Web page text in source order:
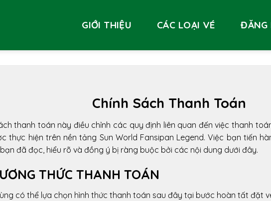
GIỚI THIỆU CÁC LOẠI VÉ ĐĂNG
Chính Sách Thanh Toán
thanh toán này điều chỉnh các quy định liên quan đến việc thanh
thực hiện trên nền tảng Sun World Fansipan Legend. Việc bạn tiến
đã đọc, hiểu rõ và đồng ý bị ràng buộc bởi các nội dung dưới đây.
THỨC THANH TOÁN
có thể lựa chọn hình thức thanh toán sau đây tại bước hoàn tất đặt